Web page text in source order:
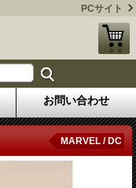
PCサイト
お問い合わせ
MARVEL / DC